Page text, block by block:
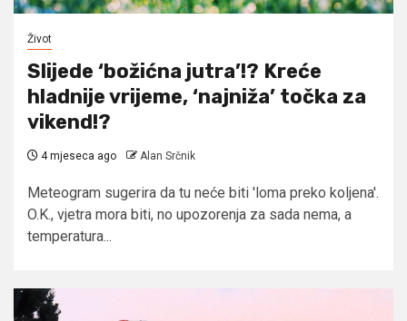
Život
Slijede ‘božićna jutra’!? Kreće
hladnije vrijeme, ‘najniža’ točka za
vikend!?
4 mjeseca ago Alan Srčnik
Meteogram sugerira da tu neće biti 'loma preko koljena'.
O.K., vjetra mora biti, no upozorenja za sada nema, a
temperatura...